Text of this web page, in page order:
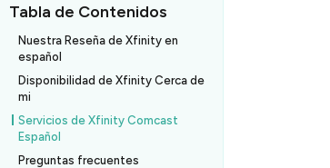
Tabla de Contenidos
Nuestra Reseña de Xfinity en
español
Disponibilidad de Xfinity Cerca de
mi
Servicios de Xfinity Comcast
Español
Preguntas frecuentes